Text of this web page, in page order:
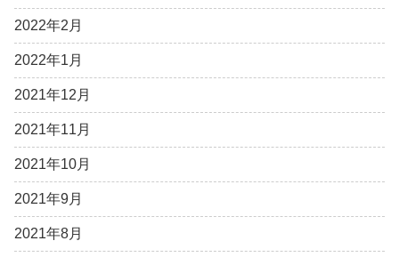
2022年2月
2022年1月
2021年12月
2021年11月
2021年10月
2021年9月
2021年8月